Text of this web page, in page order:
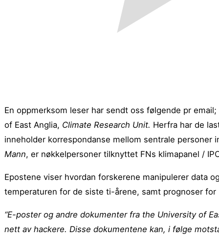
En oppmerksom leser har sendt oss følgende pr
of East Anglia, Climate Research Unit. Herfra har de
inneholder korrespondanse mellom sentrale personer
Mann, er nøkkelpersoner tilknyttet FNs klimapanel /
Epostene viser hvordan forskerene manipulerer data
temperaturen for de siste ti-årene, samt prognoser for
“E-poster og andre dokumenter fra the University of
nett av hackere. Disse dokumentene kan, i følge